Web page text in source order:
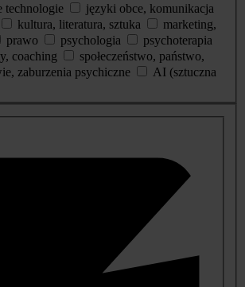
technologie
języki obce, komunikacja
kultura, literatura, sztuka
marketing,
prawo psychologia
psychoterapia
coaching
społeczeństwo, państwo,
zaburzenia psychiczne
AI (sztuczna